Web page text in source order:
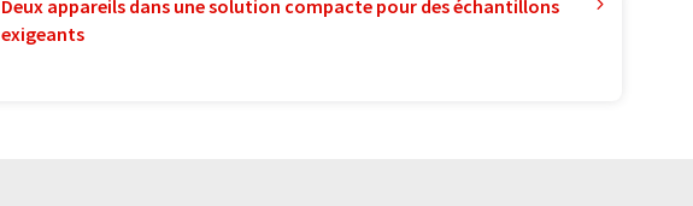
Deux appareils dans une solution compacte pour des échantillons
exigeants